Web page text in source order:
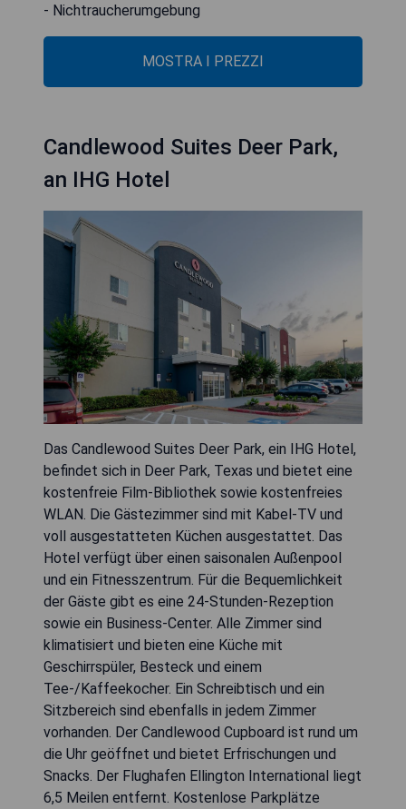
- Nichtraucherumgebung
MOSTRA I PREZZI
Candlewood Suites Deer Park,
an IHG Hotel
Das Candlewood Suites Deer Park, ein IHG Hotel,
befindet sich in Deer Park, Texas und bietet eine
kostenfreie Film-Bibliothek sowie kostenfreies
WLAN. Die Gästezimmer sind mit Kabel-TV und
voll ausgestatteten Küchen ausgestattet. Das
Hotel verfügt über einen saisonalen Außenpool
und ein Fitnesszentrum. Für die Bequemlichkeit
der Gäste gibt es eine 24-Stunden-Rezeption
sowie ein Business-Center. Alle Zimmer sind
klimatisiert und bieten eine Küche mit
Geschirrspüler, Besteck und einem
Tee-/Kaffeekocher. Ein Schreibtisch und ein
Sitzbereich sind ebenfalls in jedem Zimmer
vorhanden. Der Candlewood Cupboard ist rund um
die Uhr geöffnet und bietet Erfrischungen und
Snacks. Der Flughafen Ellington International liegt
6,5 Meilen entfernt. Kostenlose Parkplätze